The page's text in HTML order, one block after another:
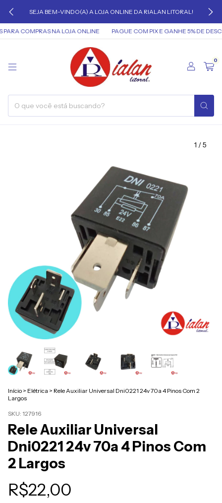
SEJA BEM-VINDO(A) A LOJA ONLINE DA RIALAN LITORAL!
COMPRAS NA LOJA ONLINE PAGUE COM PIX E GANHE 5% DE
0
1 /5
Início > Elétrica > Rele Auxiliar Universal Dni0221 24v 70a 4 Pinos Com 2
Largos
SKU: 127916
Rele Auxiliar Universal
Dni0221 24v 70a 4 Pinos Com
2 Largos
R$22,00